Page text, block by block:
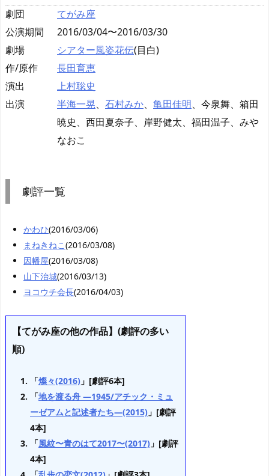
劇団
てがみ座
公演期間
2016/03/04〜2016/03/30
劇場
シアター風姿花伝(目白)
作/原作
長田育恵
演出
上村聡史
出演
半海一晃、 石村みか、 亀田佳明、今泉舞、箱田
暁史、西田夏奈子、岸野健太、福田温子、みや
なおこ
劇評一覧
かわひ(2016/03/06)
まねきねこ(2016/03/08)
因幡屋(2016/03/08)
山下治城(2016/03/13)
ヨコウチ会長(2016/04/03)
【てがみ座の他の作品】(劇評の多い
順)
「燦々(2016) 」[劇評6本]
「地を渡る舟 —1945/アチック・ミュ
ーゼアムと記述者たち—(2015) 」[劇評
4本]
「風紋〜青のはて2017〜(2017) 」[劇評
4本]